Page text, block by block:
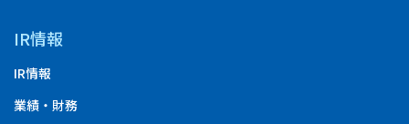
IR情報
IR情報
業績・財務